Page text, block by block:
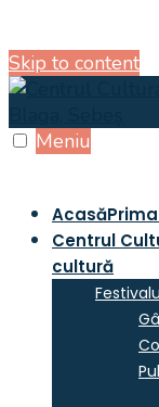
Skip to content
Meniu
Acasă
Centrul
cultură